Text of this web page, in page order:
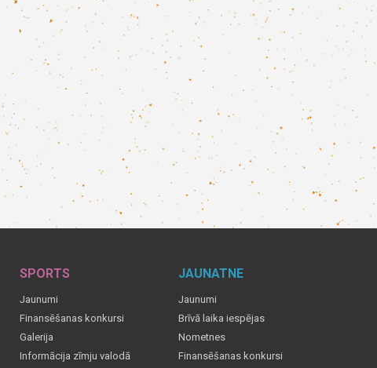
SPORTS
Jaunumi
Finansēšanas konkursi
Galerija
Informācija zīmju valodā
JAUNATNE
Jaunumi
Brīvā laika iespējas
Nometnes
Finansēšanas konkursi